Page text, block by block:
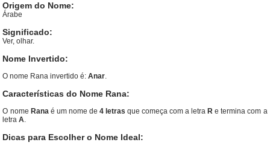
Origem do Nome:
Árabe
Significado:
Ver, olhar.
Nome Invertido:
O nome Rana invertido é:Anar.
Características do Nome Rana:
O nome Ranaé um nome de 4 letras que começa com a letra R e termina com a
letraA.
Dicas para Escolher o Nome Ideal: